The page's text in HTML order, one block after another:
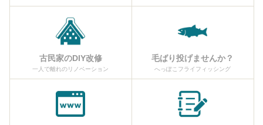
古民家のDIY改修
一人で離れのリノベーション
毛ばり投げませんか？
へっぽこフライフィッシング